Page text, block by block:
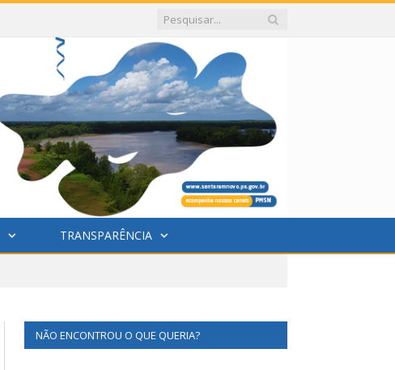
TRANSPARÊNCIA
NÃO ENCONTROU O QUE QUERIA?